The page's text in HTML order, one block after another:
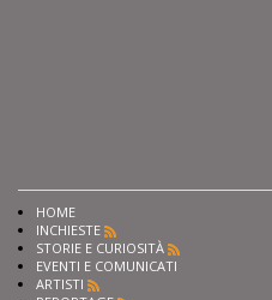
HOME
INCHIESTE
STORIE E CURIOSITÀ
EVENTI E COMUNICATI
ARTISTI